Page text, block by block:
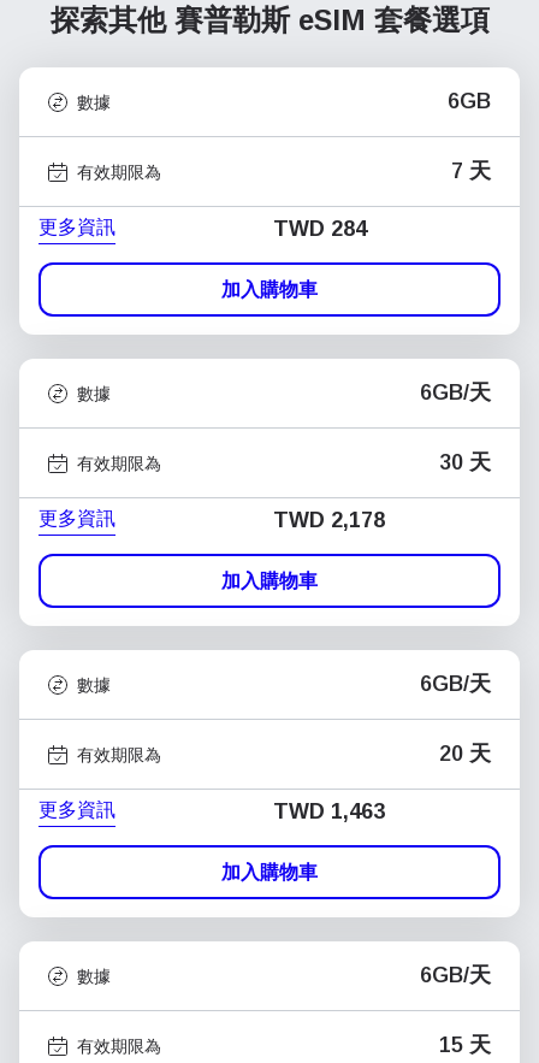
探索其他 賽普勒斯 eSIM 套餐選項
數據 6GB
有效期限為 7 天
更多資訊 TWD 284
加入購物車
數據 6GB/天
有效期限為 30 天
更多資訊 TWD 2,178
加入購物車
數據 6GB/天
有效期限為 20 天
更多資訊 TWD 1,463
加入購物車
數據 6GB/天
有效期限為 15 天